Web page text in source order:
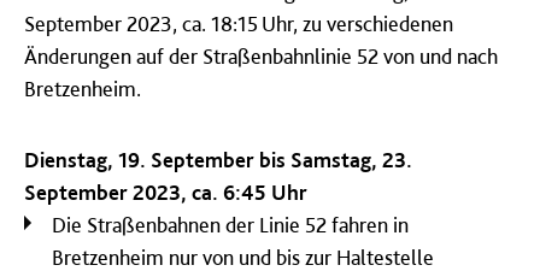
September 2023, ca. 18:15 Uhr, zu verschiedenen
Änderungen auf der Straßenbahnlinie 52 von und nach
Bretzenheim.
Dienstag, 19. September bis Samstag, 23.
September 2023, ca. 6:45 Uhr
Die Straßenbahnen der Linie 52 fahren in
Bretzenheim nur von und bis zur Haltestelle